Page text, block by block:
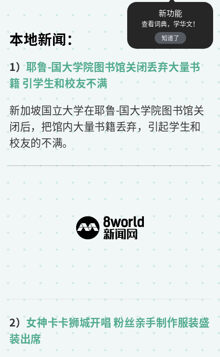
新功能
查看词典，学华文！
知道了
本地新闻：
1）耶鲁-国大学院图书馆关闭丢弃大量书
籍 引学生和校友不满
新加坡国立大学在耶鲁-国大学院图书馆关
闭后，把馆内大量书籍丢弃，引起学生和
校友的不满。
2）女神卡卡狮城开唱 粉丝亲手制作服装盛
装出席